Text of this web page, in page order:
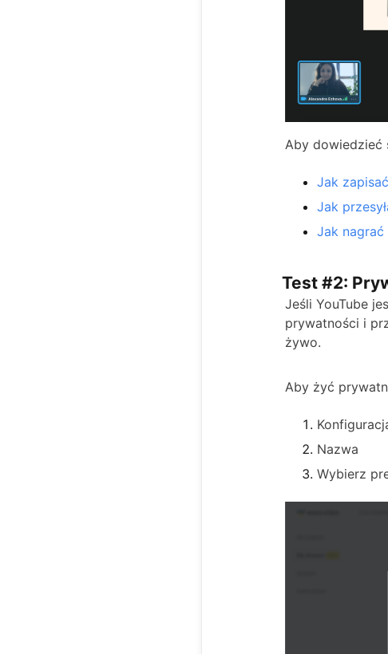
Aby dowiedzieć
Jak
Jak
Jak
Test #2:
Jeśli YouTube
prywatności i
żywo.
Aby żyć
Nazwa
Wybierz